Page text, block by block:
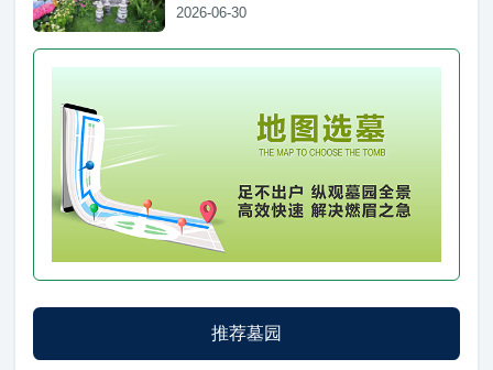
2026-06-30
推荐墓园